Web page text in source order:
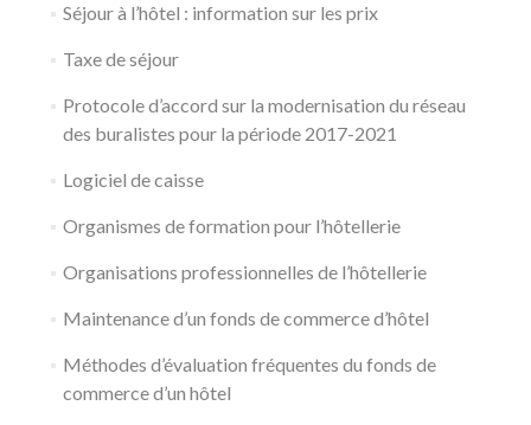
Séjour à l’hôtel : information sur les prix
Taxe de séjour
Protocole d’accord sur la modernisation du réseau
des buralistes pour la période 2017-2021
Logiciel de caisse
Organismes de formation pour l’hôtellerie
Organisations professionnelles de l’hôtellerie
Maintenance d’un fonds de commerce d’hôtel
Méthodes d’évaluation fréquentes du fonds de
commerce d’un hôtel